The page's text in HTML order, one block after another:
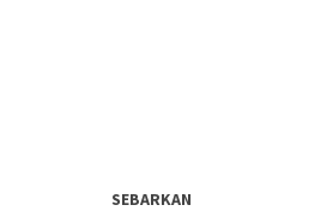
SEBARKAN